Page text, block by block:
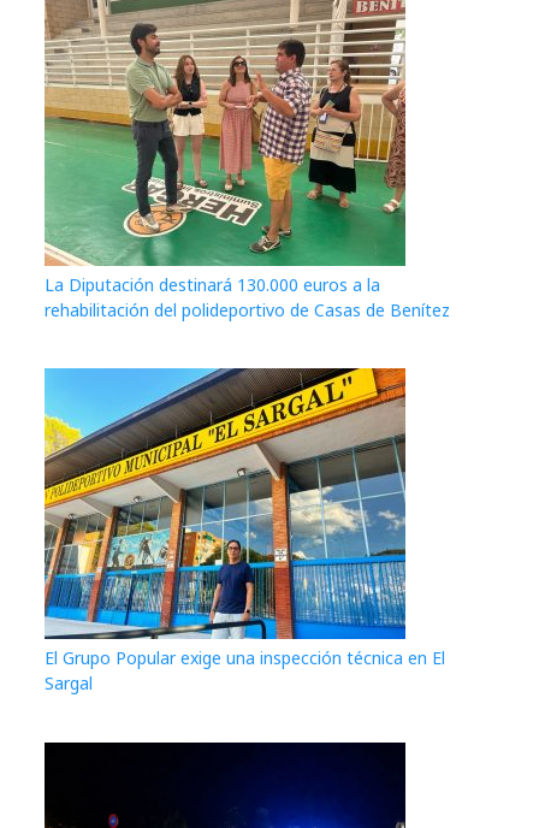
La Diputación destinará 130.000 euros a la
rehabilitación del polideportivo de Casas de Benítez
El Grupo Popular exige una inspección técnica en El
Sargal